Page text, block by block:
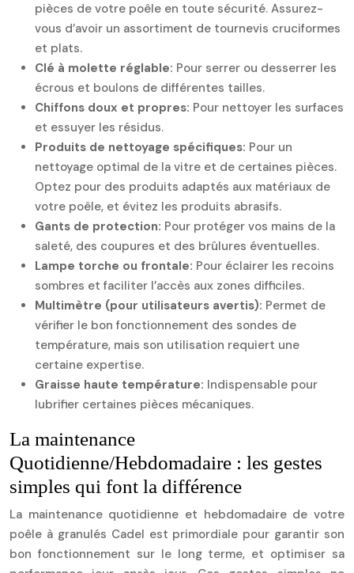
pièces de votre poêle en toute sécurité. Assurez-
vous d’avoir un assortiment de tournevis cruciformes
et plats.
Clé à molette réglable: Pour serrer ou desserrer les
écrous et boulons de différentes tailles.
Chiffons doux et propres: Pour nettoyer les surfaces
et essuyer les résidus.
Produits de nettoyage spécifiques: Pour un
nettoyage optimal de la vitre et de certaines pièces.
Optez pour des produits adaptés aux matériaux de
votre poêle, et évitez les produits abrasifs.
Gants de protection: Pour protéger vos mains de la
saleté, des coupures et des brûlures éventuelles.
Lampe torche ou frontale: Pour éclairer les recoins
sombres et faciliter l’accès aux zones difficiles.
Multimètre (pour utilisateurs avertis): Permet de
vérifier le bon fonctionnement des sondes de
température, mais son utilisation requiert une
certaine expertise.
Graisse haute température: Indispensable pour
lubrifier certaines pièces mécaniques.
La maintenance
Quotidienne/Hebdomadaire : les gestes
simples qui font la différence
La maintenance quotidienne et hebdomadaire de votre
poêle à granulés Cadel est primordiale pour garantir son
bon fonctionnement sur le long terme, et optimiser sa